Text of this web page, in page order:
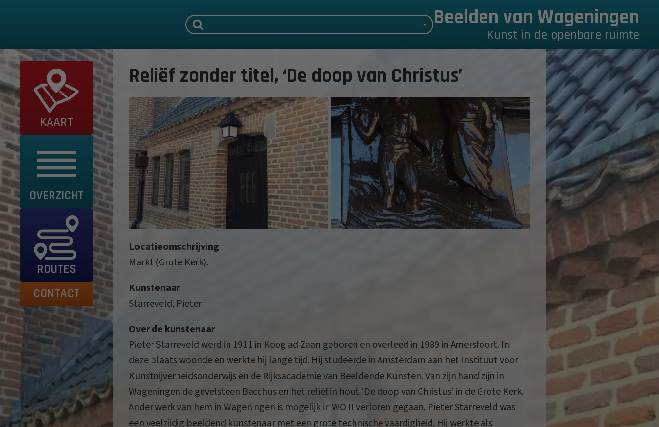
Beelden van Wageningen
Kunst in de openbare ruimte
KAART
OVERZICHT
ROUTES
CONTACT
Reliëf zonder titel, ‘De doop van Christus’
Locatieomschrijving
Markt (Grote Kerk).
Kunstenaar
Starreveld, Pieter
Over de kunstenaar
Pieter Starreveld werd in 1911 in Koog ad Zaan geboren en overleed in 1989 in Amersfoort. In
deze plaats woonde en werkte hij lange tijd. Hij studeerde in Amsterdam aan het Instituut voor
Kunstnijverheidsonderwijs en de Rijksacademie van Beeldende Kunsten. Van zijn hand zijn in
Wageningen de gevelsteen Bacchus en het reliëf in hout ‘De doop van Christus’ in de Grote Kerk.
Ander werk van hem in Wageningen is mogelijk in WO II verloren gegaan. Pieter Starreveld was
een veelzijdig beeldend kunstenaar met een grote technische vaardigheid. Hij werkte als